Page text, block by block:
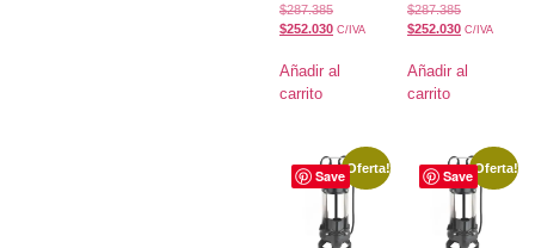
$287.385
$252.030 C/IVA
Añadir al
carrito
$287.385
$252.030 C/IVA
Añadir al
carrito
Save¡Oferta! Save¡Oferta!